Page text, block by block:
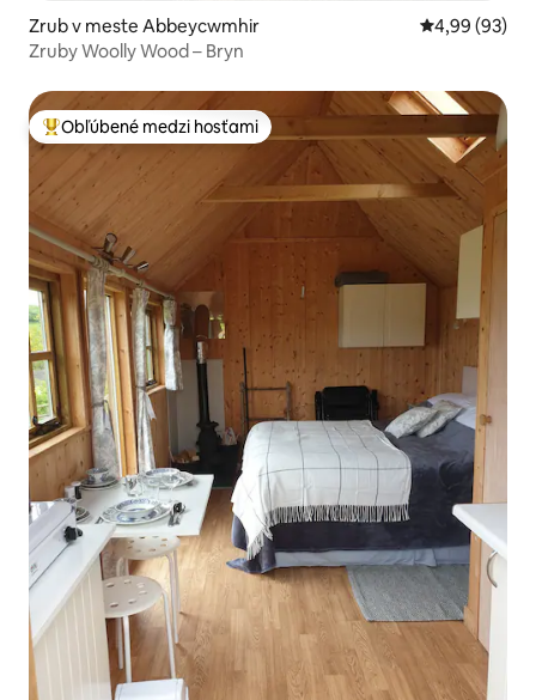
Zrub v meste Abbeycwmhir Priemerné
4,99 (93)
Zruby Woolly Wood – Bryn
Najobľúbenejšie medzi hosťami
Obľúbené medzi hosťami